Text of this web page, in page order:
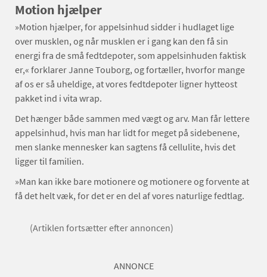
Motion hjælper
»Motion hjælper, for appelsinhud sidder i hudlaget lige
over musklen, og når musklen er i gang kan den få sin
energi fra de små fedtdepoter, som appelsinhuden faktisk
er,« forklarer Janne Touborg, og fortæller, hvorfor mange
af os er så uheldige, at vores fedtdepoter ligner hytteost
pakket ind i vita wrap.
Det hænger både sammen med vægt og arv. Man får lettere
appelsinhud, hvis man har lidt for meget på sidebenene,
men slanke mennesker kan sagtens få cellulite, hvis det
ligger til familien.
»Man kan ikke bare motionere og motionere og forvente at
få det helt væk, for det er en del af vores naturlige fedtlag.
(Artiklen fortsætter efter annoncen)
ANNONCE